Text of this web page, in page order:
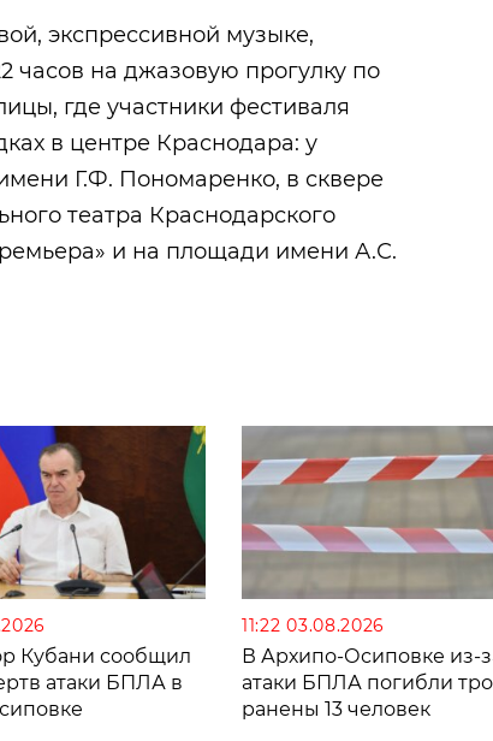
экспрессивной музыке,
часов на джазовую прогулку по
где участники фестиваля
в центре Краснодара: у
Г.Ф. Пономаренко, в сквере
театра Краснодарского
и на площади имени А.С.
Кубани сообщил
атаки БПЛА в
11:22 03.08.2026
В Архипо-Осиповке из-
атаки БПЛА погибли
ранены 13 человек